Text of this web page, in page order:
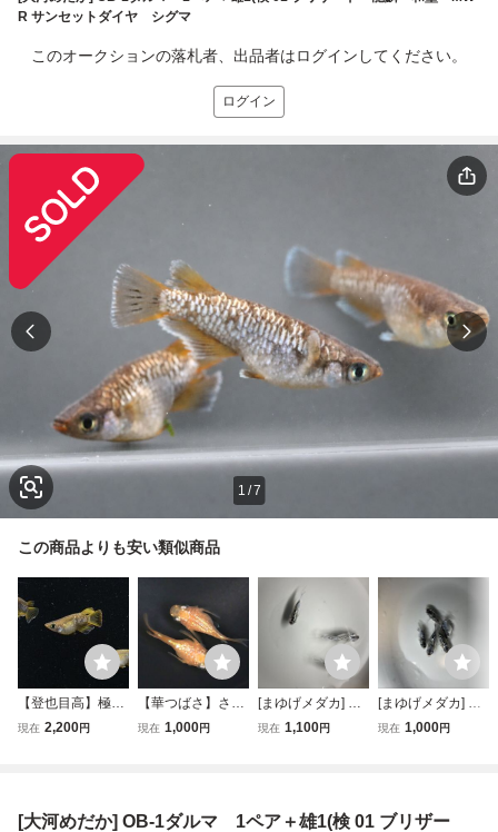
R サンセットダイヤ シグマ
このオークションの落札者、出品者はログインしてください。
ログイン
1 /7
この商品よりも安い類似商品
【登也目高】極
上 フロマージュ
ーメイド シンデ
現在 2,200円
【華つばさ】さく
ら ダルマ体型 1ペ
現在 1,000円
[まゆげメダカ] ク
ラウドグレーダイ
現在 1,100円
[まゆげメダカ] ク
ラウドグレーダイ
現物 2026年生
現在 1,000円
[大河めだか] OB-1ダルマ 1ペア＋雄1(検 01 ブリザー